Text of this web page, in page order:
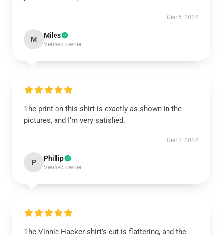
Dec 5, 2024
M Miles
Verified owner
The print on this shirt is exactly as shown in the
pictures, and I’m very satisfied.
Dec 2, 2024
P Phillip
Verified owner
The Vinnie Hacker shirt’s cut is flattering, and the